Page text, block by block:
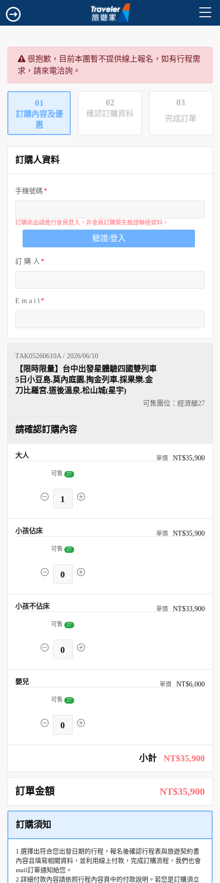
很抱歉，目前本團暫不提供線上報名，如有行程需
求，請來電洽詢。
01
訂購內容及優
惠
02
確認訂購資料
03
完成訂單
訂購人資料
手機號碼
訂購商品請進行會員登入，非會員訂購需先驗證聯絡資料。
驗證/登入
訂 購 人
E m a i l
TAK05260610A / 2026/06/10
可售團位：經濟艙27
【限時限量】台中出發星體驗四國雙列車
5日小豆島.莫內庭園.掏金列車.採果樂.金
刀比羅宮.道後溫泉.松山城(星宇)
請確認訂購內容
大人 NT$35,900
可售 27
1
小孩佔床 NT$35,900
可售 27
0
小孩不佔床 NT$33,900
可售 27
0
嬰兒 NT$6,000
可售 27
0
小計 NT$35,900
訂單金額 NT$35,900
訂購須知
1.選擇出符合您出發日期的行程，報名後確認行程表與旅遊契約書
內容且填寫相關資料，並利用線上付款，完成訂購流程，我們也會
mail訂單通知給您。
2.詳細付款內容請依照行程內容頁中的付款說明。若您是訂購須立